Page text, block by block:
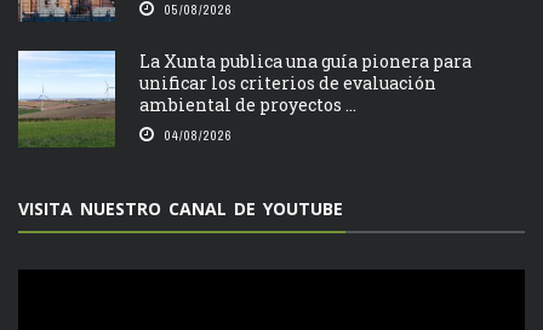
05/08/2026
La Xunta publica una guía pionera para
unificar los criterios de evaluación
ambiental de proyectos ...
04/08/2026
VISITA NUESTRO CANAL DE YOUTUBE